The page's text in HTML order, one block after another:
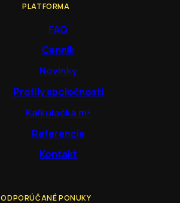
PLATFORMA
FAQ
Cenník
Novinky
Profily spoločností
Kalkulačka m²
Referencie
Kontakt
ODPORÚČANÉ PONUKY